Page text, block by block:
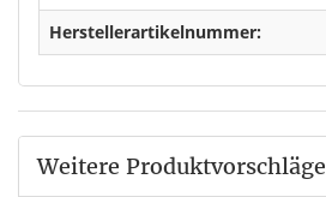
Herstellerartikelnummer:
Weitere Produktvorschläge